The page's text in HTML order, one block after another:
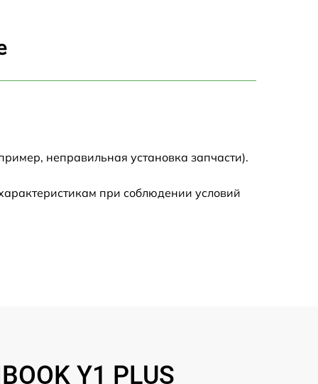
неправильная установка запчасти).
при соблюдении условий
Y1 PLUS